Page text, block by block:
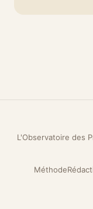
L'Observatoire des
Méthode